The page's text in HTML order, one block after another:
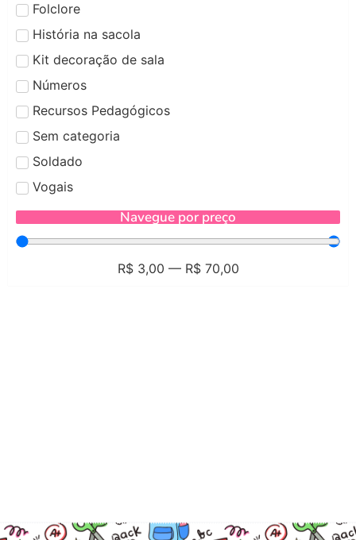
Folclore
História na sacola
Kit decoração de sala
Números
Recursos Pedagógicos
Sem categoria
Soldado
Vogais
Navegue por preço
R$ 3,00 — R$ 70,00